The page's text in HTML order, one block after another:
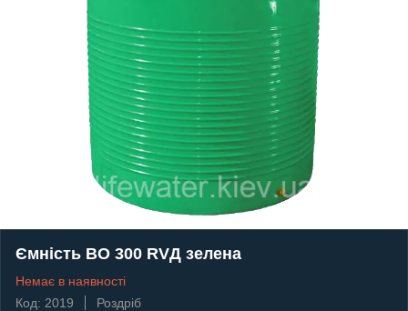
Ємність ВО 300 RVД зелена
Немає в наявності
Код: 2019
Роздріб